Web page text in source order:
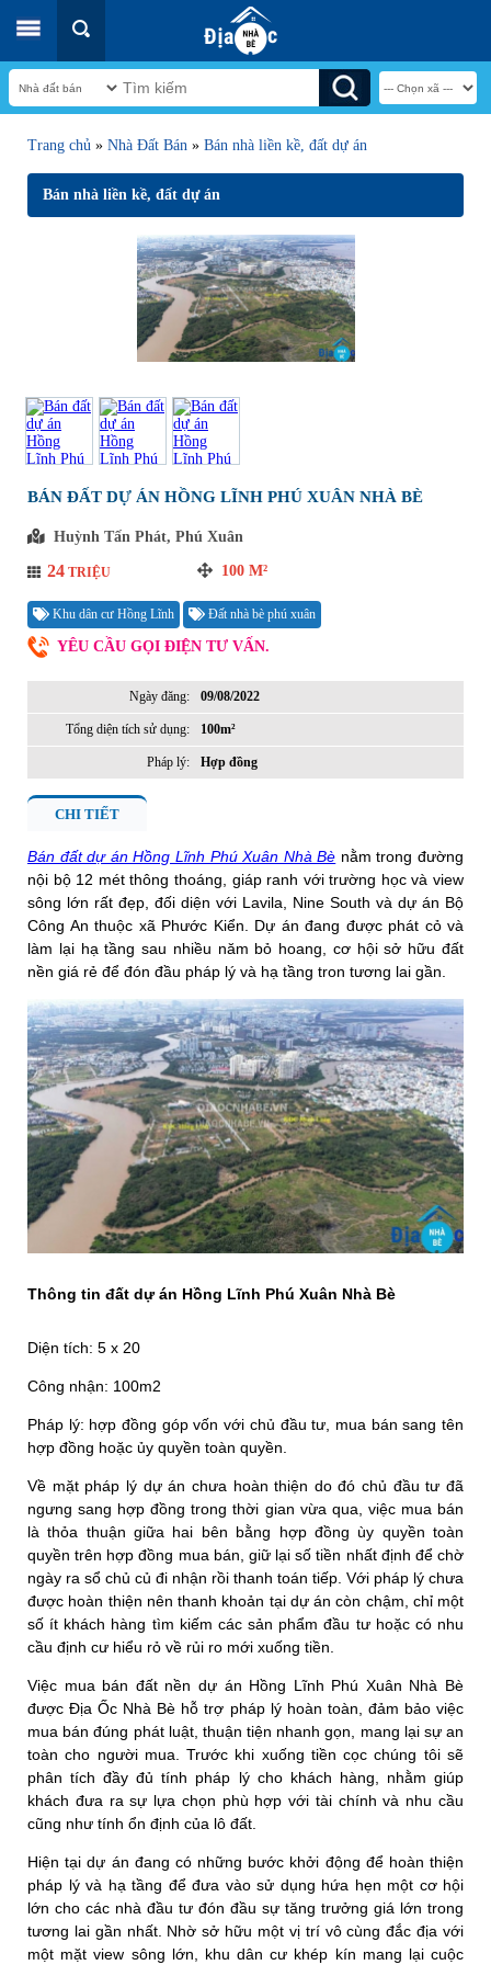
Trang chủ » Nhà Đất Bán » Bán nhà liền kề, đất dự án
Bán nhà liền kề, đất dự án
BÁN ĐẤT DỰ ÁN HỒNG LĨNH PHÚ XUÂN NHÀ BÈ
Huỳnh Tấn Phát, Phú Xuân
24 TRIỆU 100 M²
Khu dân cư Hồng Lĩnh Đất nhà bè phú xuân
YÊU CẦU GỌI ĐIỆN TƯ VẤN.
Ngày đăng: 09/08/2022
Tổng diện tích sử dụng: 100m²
Pháp lý: Hợp đồng
CHI TIẾT
Bán đất dự án Hồng Lĩnh Phú Xuân Nhà Bè nằm trong đường
nội bộ 12 mét thông thoáng, giáp ranh với trường học và view
sông lớn rất đẹp, đối diện với Lavila, Nine South và dự án Bộ
Công An thuộc xã Phước Kiển. Dự án đang được phát cỏ và
làm lại hạ tầng sau nhiều năm bỏ hoang, cơ hội sở hữu đất
nền giá rẻ để đón đầu pháp lý và hạ tầng tron tương lai gần.
Thông tin đất dự án Hồng Lĩnh Phú Xuân Nhà Bè
Diện tích: 5 x 20
Công nhận: 100m2
Pháp lý: hợp đồng góp vốn với chủ đầu tư, mua bán sang tên
hợp đồng hoặc ủy quyền toàn quyền.
Về mặt pháp lý dự án chưa hoàn thiện do đó chủ đầu tư đã
ngưng sang hợp đồng trong thời gian vừa qua, việc mua bán
là thỏa thuận giữa hai bên bằng hợp đồng ùy quyền toàn
quyền trên hợp đồng mua bán, giữ lại số tiền nhất định để chờ
ngày ra sổ chủ củ đi nhận rồi thanh toán tiếp. Với pháp lý chưa
được hoàn thiện nên thanh khoản tại dự án còn chậm, chỉ một
số ít khách hàng tìm kiếm các sản phẩm đầu tư hoặc có nhu
cầu định cư hiểu rỏ về rủi ro mới xuống tiền.
Việc mua bán đất nền dự án Hồng Lĩnh Phú Xuân Nhà Bè
được Địa Ốc Nhà Bè hỗ trợ pháp lý hoàn toàn, đảm bảo việc
mua bán đúng phát luật, thuận tiện nhanh gọn, mang lại sự an
toàn cho người mua. Trước khi xuống tiền cọc chúng tôi sẽ
phân tích đầy đủ tính pháp lý cho khách hàng, nhằm giúp
khách đưa ra sự lựa chọn phù hợp với tài chính và nhu cầu
cũng như tính ổn định của lô đất.
Hiện tại dự án đang có những bước khởi động để hoàn thiện
pháp lý và hạ tầng để đưa vào sử dụng hứa hẹn một cơ hội
lớn cho các nhà đầu tư đón đầu sự tăng trưởng giá lớn trong
tương lai gần nhất. Nhờ sở hữu một vị trí vô cùng đắc địa với
một mặt view sông lớn, khu dân cư khép kín mang lại cuộc